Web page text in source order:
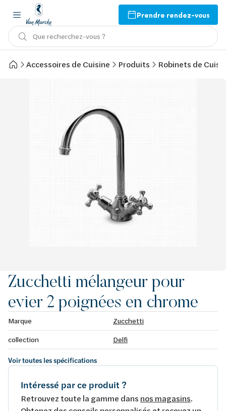
Prendre rendez-vous
Que recherchez-vous ?
Accessoires de Cuisine Produits Robinets de
Zucchetti mélangeur pour
evier 2 poignées en chrome
Marque
Zucchetti
collection
Delfi
Voir toutes les spécifications
Intéressé par ce produit ?
Retrouvez toute la gamme dans nos magasins.